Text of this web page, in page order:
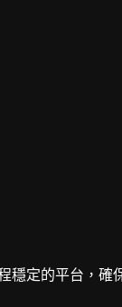
穩定的平台，確